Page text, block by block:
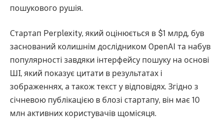
пошукового рушія.
Стартап Perplexity, який оцінюється в $1 млрд, був
заснований колишнім дослідником OpenAI та набув
популярності завдяки інтерфейсу пошуку на основі
ШІ, який показує цитати в результатах і
зображеннях, а також текст у відповідях. Згідно з
січневою публікацією в блозі стартапу, він має 10
млн активних користувачів щомісяця.